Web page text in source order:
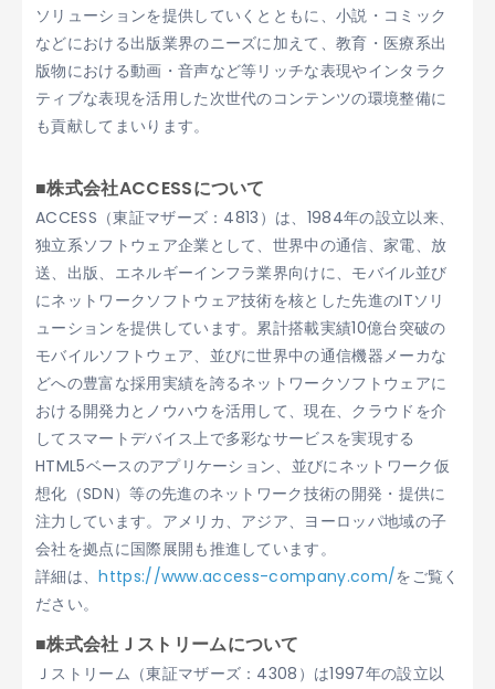
ソリューションを提供していくとともに、小説・コミック
などにおける出版業界のニーズに加えて、教育・医療系出
版物における動画・音声など等リッチな表現やインタラク
ティブな表現を活用した次世代のコンテンツの環境整備に
も貢献してまいります。
■株式会社ACCESSについて
ACCESS（東証マザーズ：4813）は、1984年の設立以来、
独立系ソフトウェア企業として、世界中の通信、家電、放
送、出版、エネルギーインフラ業界向けに、モバイル並び
にネットワークソフトウェア技術を核とした先進のITソリ
ューションを提供しています。累計搭載実績10億台突破の
モバイルソフトウェア、並びに世界中の通信機器メーカな
どへの豊富な採用実績を誇るネットワークソフトウェアに
おける開発力とノウハウを活用して、現在、クラウドを介
してスマートデバイス上で多彩なサービスを実現する
HTML5ベースのアプリケーション、並びにネットワーク仮
想化（SDN）等の先進のネットワーク技術の開発・提供に
注力しています。アメリカ、アジア、ヨーロッパ地域の子
会社を拠点に国際展開も推進しています。
詳細は、https://www.access-company.com/をご覧く
ださい。
■株式会社Ｊストリームについて
Ｊストリーム（東証マザーズ：4308）は1997年の設立以